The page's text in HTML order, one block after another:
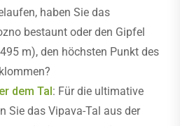
haben Sie das
bestaunt oder den Gipfel
m), den höchsten Punkt des
dem Tal: Für die ultimative
Sie das Vipava-Tal aus der